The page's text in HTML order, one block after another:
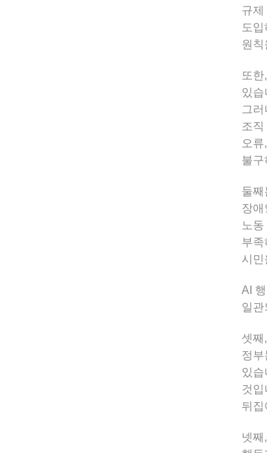
규제
도
원칙
또
있습
그
조직
오
불구
둘째
장애
노
부족
시민
AI
일관
셋째
정부
있습
것입
뒤집
넷째